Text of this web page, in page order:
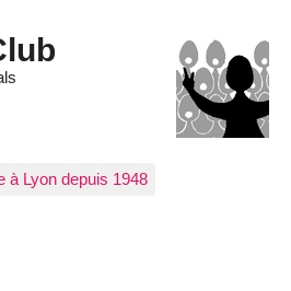
à Lyon depuis 1948